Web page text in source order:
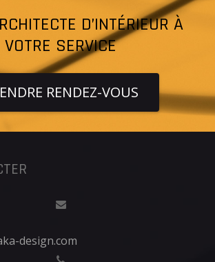
D’INTÉRIEUR À
VOTRE SERVICE
RENDEZ-VOUS
design.com